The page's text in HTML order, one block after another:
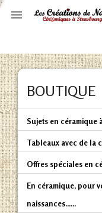

BOUTIQUE
Sujets en céramique
Tableaux avec de la
Offres spéciales en
En céramique, pour
naissances......